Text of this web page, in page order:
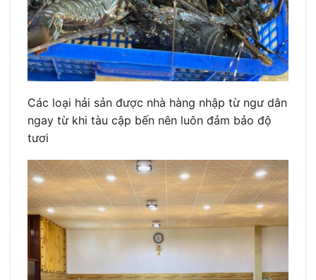
Các loại hải sản được nhà hàng nhập từ ngư dân
ngay từ khi tàu cập bến nên luôn đảm bảo độ
tươi